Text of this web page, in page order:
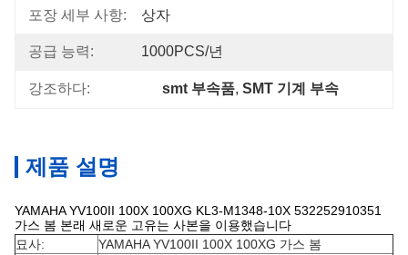
포장 세부 사항: 상자
공급 능력: 1000PCS/년
강조하다: smt 부속품, SMT 기계 부속
제품 설명
YAMAHA YV100II 100X 100XG KL3-M1348-10X 532252910351
가스 봄 본래 새로운 고유는 사본을 이용했습니다
묘사:
YAMAHA YV100II 100X 100XG 가스 봄